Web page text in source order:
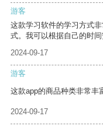
游客
这款学习软件的学习方式
式。我可以根据自己的时间
2024-09-17
游客
这款app的商品种类非常丰
2024-09-17